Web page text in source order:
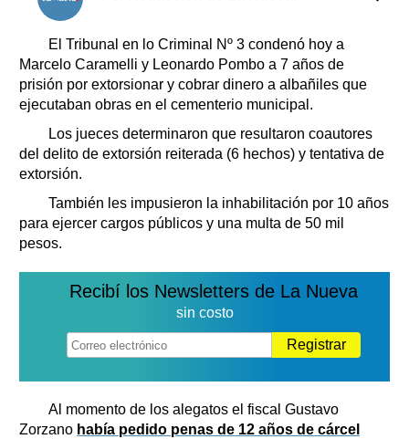
Clasificados
Suplementos
Servicios
Farmacias
Transportes
Loterías
Datos Útiles
Edictos
Teléfonos de urgencia
El Tribunal en lo Criminal Nº 3 condenó hoy a
Marcelo Caramelli y Leonardo Pombo a 7 años de
prisión por extorsionar y cobrar dinero a albañiles que
ejecutaban obras en el cementerio municipal.
Los jueces determinaron que resultaron coautores
del delito de extorsión reiterada (6 hechos) y tentativa de
extorsión.
También les impusieron la inhabilitación por 10 años
para ejercer cargos públicos y una multa de 50 mil
pesos.
Recibí los Newsletters de La Nueva
sin costo
Registrar
Al momento de los alegatos el fiscal Gustavo
Zorzano había pedido penas de 12 años de cárcel